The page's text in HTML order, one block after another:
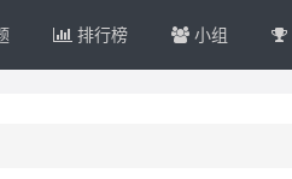
排行榜 小组